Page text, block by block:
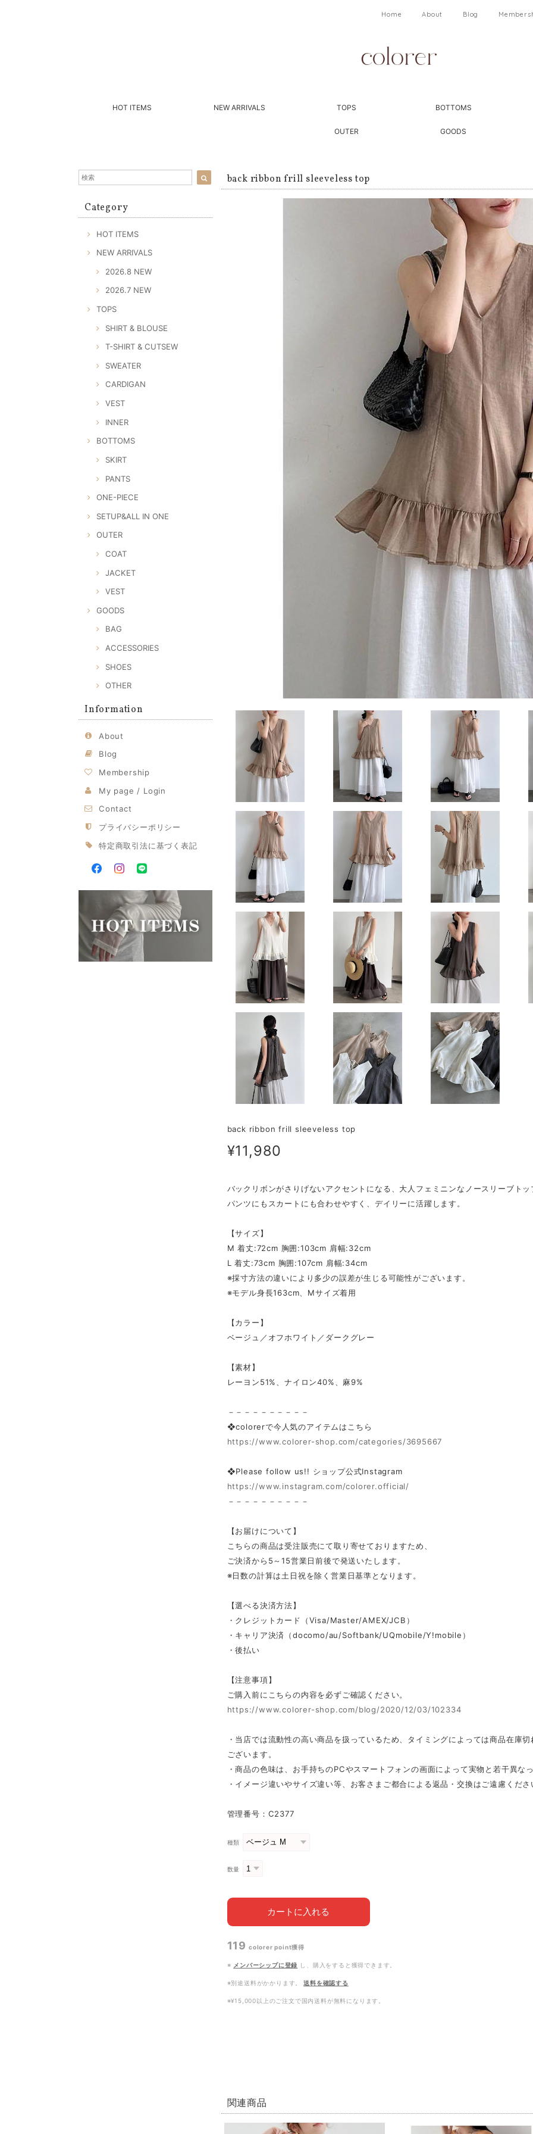
Home About Blog
HOT ITEMS NEW ARRIVALS TOPS BOTTOMS
OUTER GOODS
Category
HOT ITEMS
NEW ARRIVALS
2026.8 NEW
2026.7 NEW
TOPS
SHIRT & BLOUSE
T-SHIRT & CUTSEW
SWEATER
CARDIGAN
VEST
INNER
BOTTOMS
SKIRT
PANTS
ONE-PIECE
SETUP&ALL IN ONE
OUTER
COAT
JACKET
VEST
GOODS
BAG
ACCESSORIES
SHOES
OTHER
Information
About
Blog
Membership
My page / Login
Contact
プライバシーポリシー
特定商取引法に基づく表記
back ribbon frill sleeveless top
back ribbon frill sleeveless top
¥11,980
バックリボンがさりげないアクセントになる、大人フェミニンなノースリーブトッ
パンツにもスカートにも合わせやすく、デイリーに活躍します。
【サイズ】
M 着丈:72cm 胸囲:103cm 肩幅:32cm
L 着丈:73cm 胸囲:107cm 肩幅:34cm
※採寸方法の違いにより多少の誤差が生じる可能性がございます。
※モデル身長163cm、Mサイズ着用
【カラー】
ベージュ／オフホワイト／ダークグレー
【素材】
レーヨン51%、ナイロン40%、麻9%
－－－－－－－－－－
❖colorerで今人気のアイテムはこちら
https://www.colorer-shop.com/categories/3695667
❖Please follow us!! ショップ公式Instagram
https://www.instagram.com/colorer.official/
－－－－－－－－－－
【お届けについて】
こちらの商品は受注販売にて取り寄せておりますため、
ご決済から5～15営業日前後で発送いたします。
※日数の計算は土日祝を除く営業日基準となります。
【選べる決済方法】
・クレジットカード（Visa/Master/AMEX/JCB）
・キャリア決済（docomo/au/Softbank/UQmobile/Y!mobile）
・後払い
【注意事項】
ご購入前にこちらの内容を必ずご確認ください。
https://www.colorer-shop.com/blog/2020/12/03/102334
・当店では流動性の高い商品を扱っているため、タイミングによっては商品在庫
ございます。
・商品の色味は、お手持ちのPCやスマートフォンの画面によって実物と若干異な
・イメージ違いやサイズ違い等、お客さまご都合による返品・交換はご遠慮くださ
管理番号：C2377
種類
数量
カートに入れる
119 colorer point獲得
※ メンバーシップに登録 し、購入をすると獲得できます。
※別途送料がかかります。 送料を確認する
※¥15,000以上のご注文で国内送料が無料になります。
関連商品